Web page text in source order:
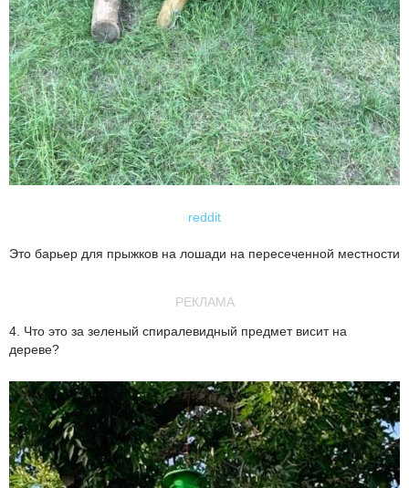
reddit
Это барьер для прыжков на лошади на пересеченной местности
РЕКЛАМА
4. Что это за зеленый спиралевидный предмет висит на
дереве?